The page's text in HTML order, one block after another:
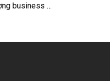
business …